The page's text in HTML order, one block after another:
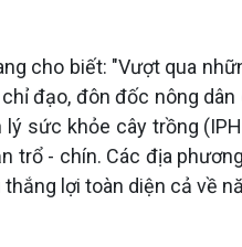
cho biết: "Vượt qua
đạo, đôn đốc nông
sức khỏe cây trồng
trổ - chín. Các địa
lợi toàn diện cả về